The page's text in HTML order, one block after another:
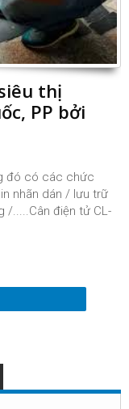
thị
PP bởi
đó có các chức
nhãn dán / lưu trữ
/.....Cân điện tử CL-